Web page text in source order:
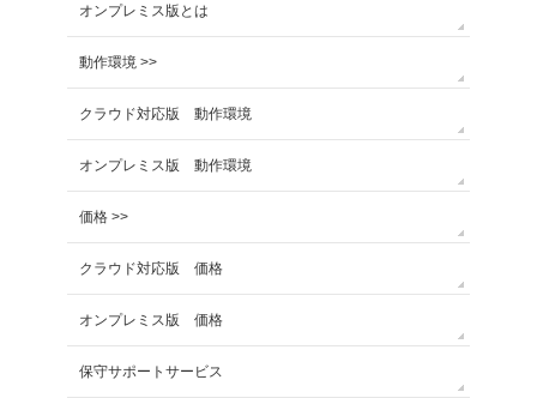
オンプレミス版とは
動作環境 >>
クラウド対応版 動作環境
オンプレミス版 動作環境
価格 >>
クラウド対応版 価格
オンプレミス版 価格
保守サポートサービス